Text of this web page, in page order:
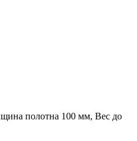
полотна 100 мм, Вес до